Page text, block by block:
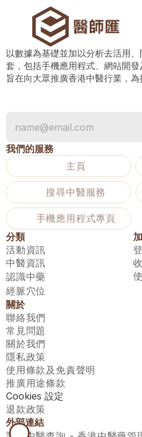
以數據為基礎並加以分析去活用
套，包括手機應用程式、網站開發
旨在向大眾推廣香港中醫行業，為
我們的服務
主頁
搜尋中醫服務
手機應用程式專頁
分類
活動資訊
中醫資訊
認識中藥
經脈穴位
關於
聯絡我們
常見問題
關於我們
隱私政策
使用條款及免責聲明
推廣用途條款
Cookies 設定
退款政策
外部連結